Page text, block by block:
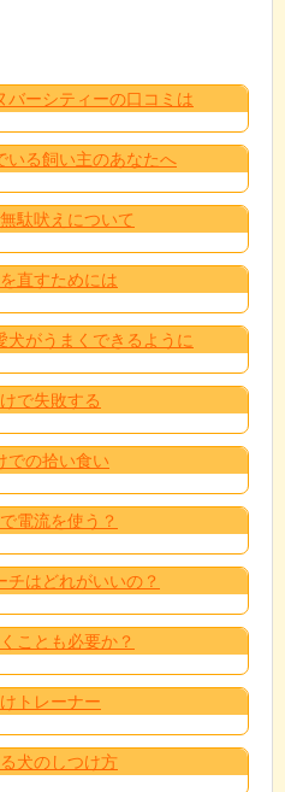
バーシティーの口コミは
いる飼い主のあなたへ
駄吠えについて
直すためには
犬がうまくできるように
で失敗する
での拾い食い
電流を使う？
チはどれがいいの？
ことも必要か？
トレーナー
犬のしつけ方